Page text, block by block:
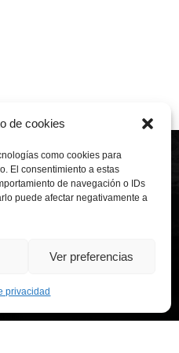
de cookies
como cookies para
El consentimiento a estas
de navegación o IDs
puede afectar negativamente a
Ver preferencias
privacidad
-47012